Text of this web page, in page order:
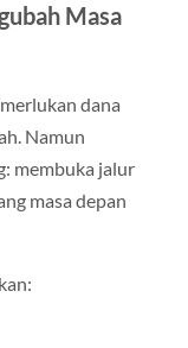
Masa
dana
Namun
membuka jalur
masa depan